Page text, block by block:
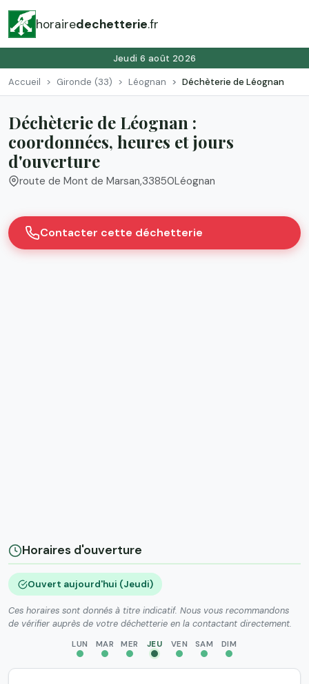
horairedechetterie.fr
Jeudi 6 août 2026
Accueil Gironde (33) Léognan Déchèterie de Léognan
Déchèterie de Léognan :
coordonnées, heures et jours
d'ouverture
route de Mont de Marsan,33850Léognan
Contacter cette déchetterie
Horaires d'ouverture
Ouvert aujourd'hui (Jeudi)
Ces horaires sont donnés à titre indicatif. Nous vous recommandons
de vérifier auprès de votre déchetterie en la contactant directement.
LUN MAR MER JEU VEN SAM DIM